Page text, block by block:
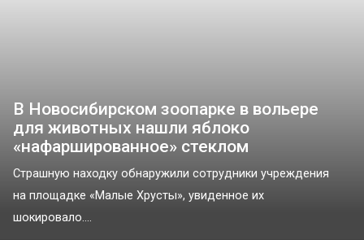
В Новосибирском зоопарке в вольере
для животных нашли яблоко
«нафаршированное» стеклом
Страшную находку обнаружили сотрудники учреждения
на площадке «Малые Хрусты», увиденное их
шокировало....